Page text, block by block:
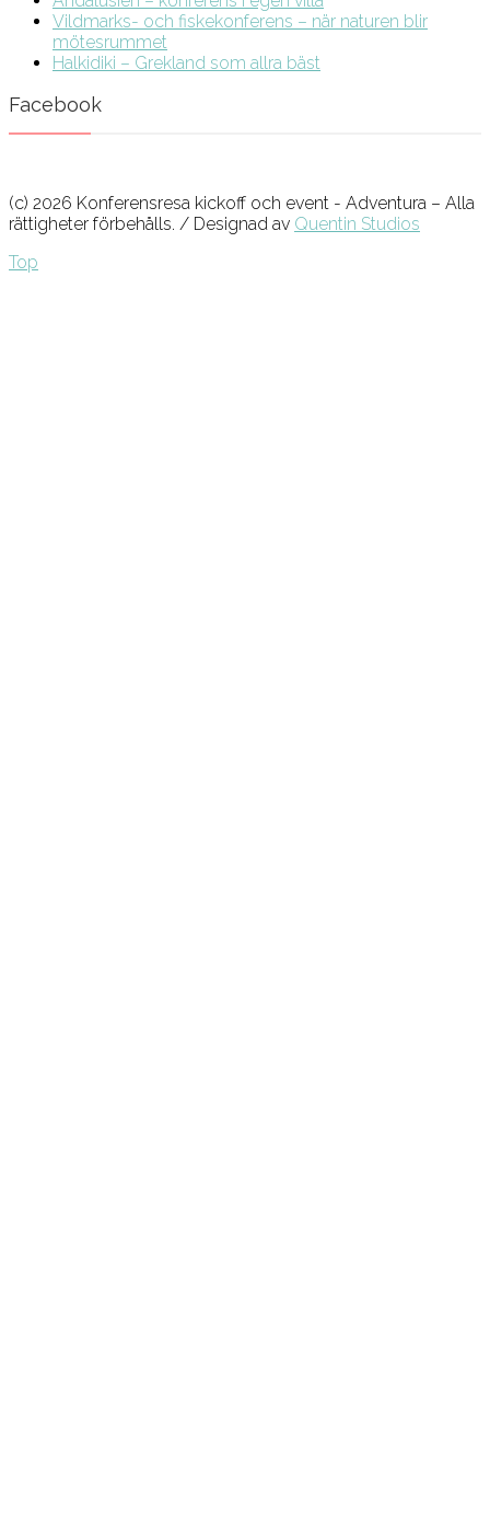
Vildmarks- och fiskekonferens – när naturen blir
mötesrummet
Halkidiki – Grekland som allra bäst
Facebook
(c) 2026 Konferensresa kickoff och event - Adventura – Alla
rättigheter förbehålls. / Designad av Quentin Studios
Top